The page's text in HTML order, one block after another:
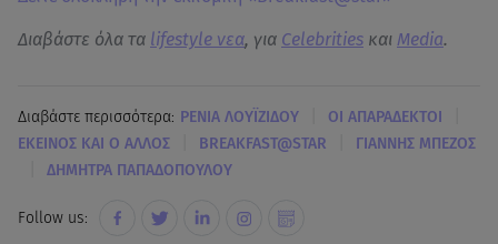
Διαβάστε όλα τα lifestyle νεα, για Celebrities και Media.
Διαβάστε περισσότερα: ΡΕΝΙΑ ΛΟΥΪΖΙΔΟΥ ΟΙ ΑΠΑΡΑΔΕΚΤΟΙ
ΕΚΕΙΝΟΣ ΚΑΙ Ο ΑΛΛΟΣ BREAKFAST@STAR ΓΙΑΝΝΗΣ ΜΠΕΖΟΣ
ΔΗΜΗΤΡΑ ΠΑΠΑΔΟΠΟΥΛΟΥ
Follow us: